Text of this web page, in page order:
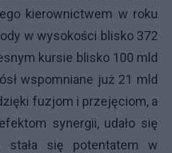
kierownictwem w roku
w wysokości blisko 372
kursie blisko 100 mld
wspomniane już 21 mld
fuzjom i przejęciom, a
synergii, udało się
stała się potentatem w